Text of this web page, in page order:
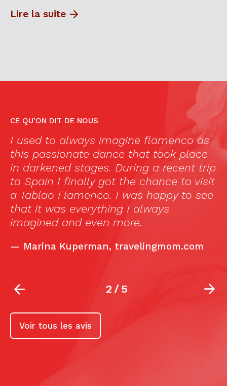
Lire la suite
CE QU’ON DIT DE NOUS
I used to always imagine flamenco as
this passionate dance that took place
in darkened stages. During a recent trip
to Spain I finally got the chance to visit
a Tablao Flamenco. I was happy to see
that it was everything I always
imagined and even more.
— Marina Kuperman, travelingmom.com
2/5
Voir tous les avis